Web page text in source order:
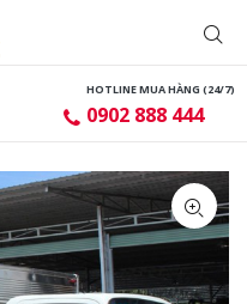
HOTLINE MUA HÀNG (24/7)
0902 888 444